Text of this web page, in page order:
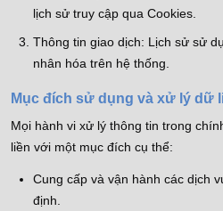
lịch sử truy cập qua Cookies.
Thông tin giao dịch: Lịch sử sử
nhân hóa trên hệ thống.
Mục đích sử dụng và xử lý dữ
Mọi hành vi xử lý thông tin trong
liền với một mục đích cụ thể:
Cung cấp và vận hành các dịch
định.